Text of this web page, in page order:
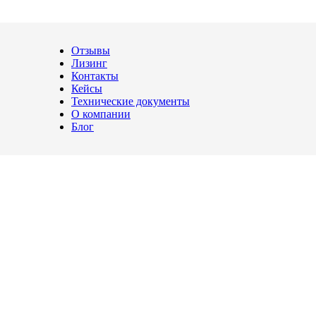
Отзывы
Лизинг
Контакты
Кейсы
Технические документы
О компании
Блог
глянец и защита от коррозии
окалина и следы перегрева. Если их не убрать,
внешний слой и снижает количество дефектов, в которых
срок службы. Ниже разбираем основные методы
и доступного оборудования. В промышленности редко